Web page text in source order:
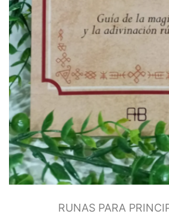
Péndulos, Runas y
Cartas de Tarot
Perfumes Mágicos
Productos Esotéricos
Pulseras Mágicas
Reiki, Minerales Y
Chakras
Rituales
Runas de las Brujas
RUNAS PARA